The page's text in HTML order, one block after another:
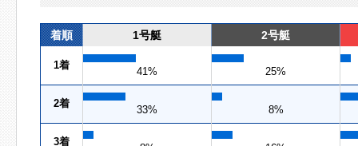
着順 1号艇 2号艇
1着
41% 25%
2着
33% 8%
3着